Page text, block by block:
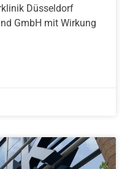
Düsseldorf
GmbH mit Wirkung